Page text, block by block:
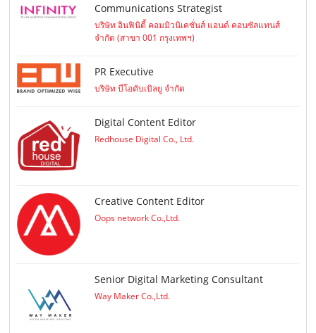
Communications Strategist
บริษัท อินฟินิตี้ คอมมิวนิเคชั่นส์ แอนด์ คอนซัลแทนส์
จำกัด (สาขา 001 กรุงเทพฯ)
PR Executive
บริษัท บีโอดับเบิลยู จำกัด
Digital Content Editor
Redhouse Digital Co., Ltd.
Creative Content Editor
Oops network Co.,Ltd.
Senior Digital Marketing Consultant
Way Maker Co.,Ltd.